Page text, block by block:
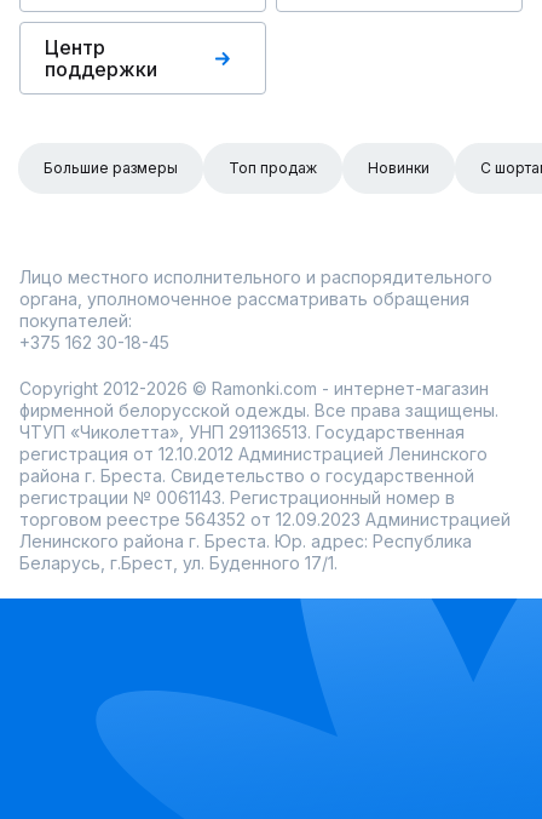
Центр
поддержки
Большие размеры Топ продаж Новинки С
Лицо местного исполнительного и распорядительного
органа, уполномоченное рассматривать обращения
покупателей:
+375 162 30-18-45
Copyright 2012-2026 © Ramonki.com - интернет-магазин
фирменной белорусской одежды. Все права защищены.
ЧТУП «Чиколетта», УНП 291136513. Государственная
регистрация от 12.10.2012 Администрацией Ленинского
района г. Бреста. Свидетельство о государственной
регистрации № 0061143. Регистрационный номер в
торговом реестре 564352 от 12.09.2023 Администрацией
Ленинского района г. Бреста. Юр. адрес: Республика
Беларусь, г.Брест, ул. Буденного 17/1.